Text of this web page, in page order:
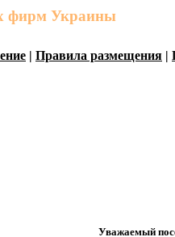
фирм Украины
| Правила размещения |
Уважаемый